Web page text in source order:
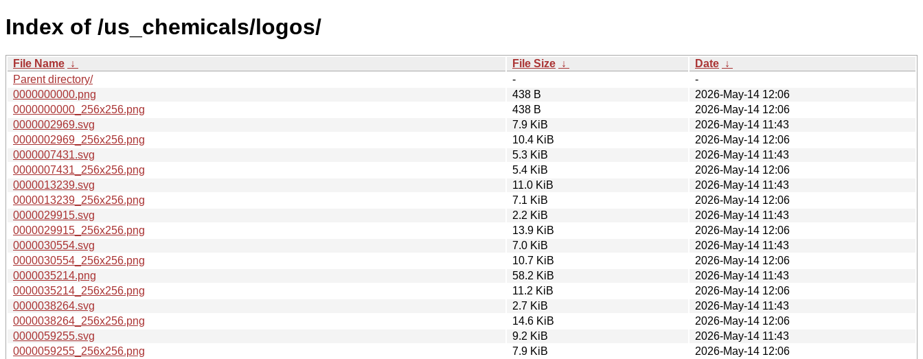
Index of /us_chemicals/logos/
File Name ↓ File Size ↓ Date ↓
Parent directory/
-
-
0000000000.png
438 B
2026-May-14 12:06
0000000000_256x256.png
438 B
2026-May-14 12:06
0000002969.svg
7.9 KiB
2026-May-14 11:43
0000002969_256x256.png
10.4 KiB
2026-May-14 12:06
0000007431.svg
5.3 KiB
2026-May-14 11:43
0000007431_256x256.png
5.4 KiB
2026-May-14 12:06
0000013239.svg
11.0 KiB
2026-May-14 11:43
0000013239_256x256.png
7.1 KiB
2026-May-14 12:06
0000029915.svg
2.2 KiB
2026-May-14 11:43
0000029915_256x256.png
13.9 KiB
2026-May-14 12:06
0000030554.svg
7.0 KiB
2026-May-14 11:43
0000030554_256x256.png
10.7 KiB
2026-May-14 12:06
0000035214.png
58.2 KiB
2026-May-14 11:43
0000035214_256x256.png
11.2 KiB
2026-May-14 12:06
0000038264.svg
2.7 KiB
2026-May-14 11:43
0000038264_256x256.png
14.6 KiB
2026-May-14 12:06
0000059255.svg
9.2 KiB
2026-May-14 11:43
0000059255_256x256.png
7.9 KiB
2026-May-14 12:06